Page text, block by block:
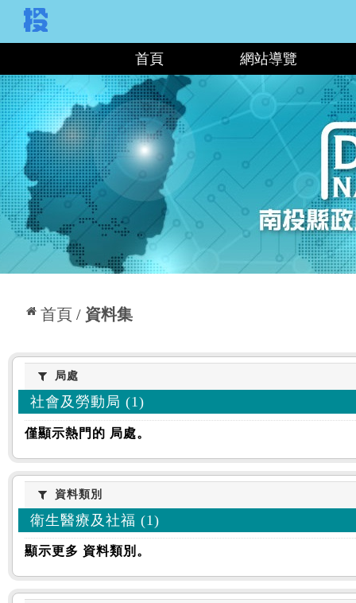
首頁 網站導覽
首頁 資料集
:::
局處局處
社會及勞動局 (1)
僅顯示熱門的 局處。
資料類別
資料類別
衛生醫療及社福 (1)
顯示更多 資料類別。